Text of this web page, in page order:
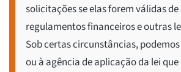
solicitações se elas forem válidas
regulamentos financeiros e outras
Sob certas circunstâncias,
ou à agência de aplicação da lei